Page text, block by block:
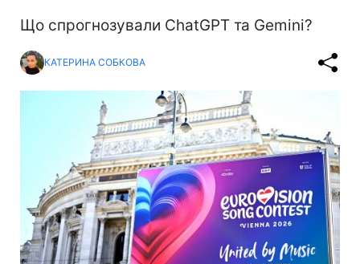
Що спрогнозували ChatGPT та Gemini?
КАТЕРИНА СОБКОВА